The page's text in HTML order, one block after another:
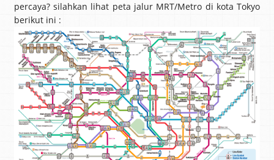
percaya? silahkan lihat peta jalur MRT/Metro di kota Tokyo
berikut ini :